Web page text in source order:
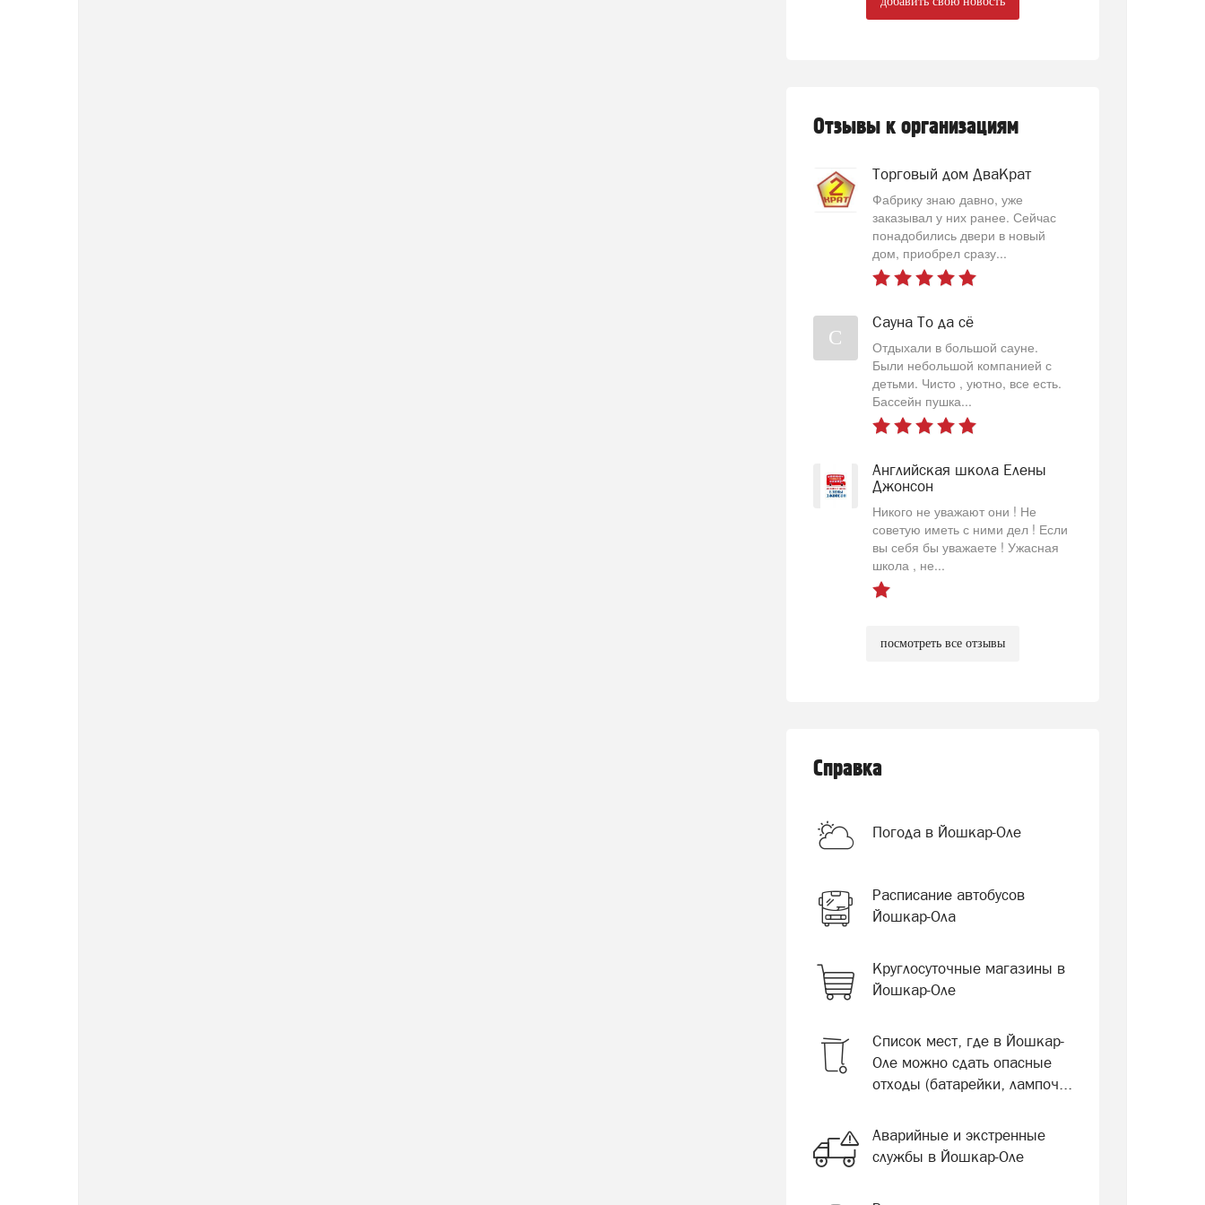
Отзывы к организациям
Торговый дом ДваКрат
Фабрику знаю давно, уже
заказывал у них ранее. Сейчас
понадобились двери в новый
дом, приобрел сразу...
С
Сауна То да сё
Отдыхали в большой сауне.
Были небольшой компанией с
детьми. Чисто , уютно, все есть.
Бассейн пушка...
Английская школа Елены
Джонсон
Никого не уважают они ! Не
советую иметь с ними дел ! Если
вы себя бы уважаете ! Ужасная
школа , не...
посмотреть все отзывы
Справка
Погода в Йошкар-Оле
Расписание автобусов
Йошкар-Ола
Круглосуточные магазины в
Йошкар-Оле
Список мест, где в Йошкар-
Оле можно сдать опасные
отходы (батарейки, лампоч...
Аварийные и экстренные
службы в Йошкар-Оле